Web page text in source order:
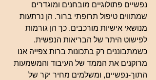
נפשיים פתולוגיים מובחנים ומוגדרים
שמתווים טיפול תרופתי ברור. הן נרתעות
מנושאי אישיות מורכבים. כך הן גורמות
לפישוט היתר של הבריאות הנפשית.
כשמתבוננים רק בתכונות ברות צפייה אנו
מרוקנים את הממד של העיבוד והמשמעות
התוך-נפשיים, ומשלמים מחיר יקר של